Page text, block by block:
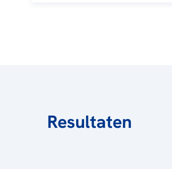
Resultaten